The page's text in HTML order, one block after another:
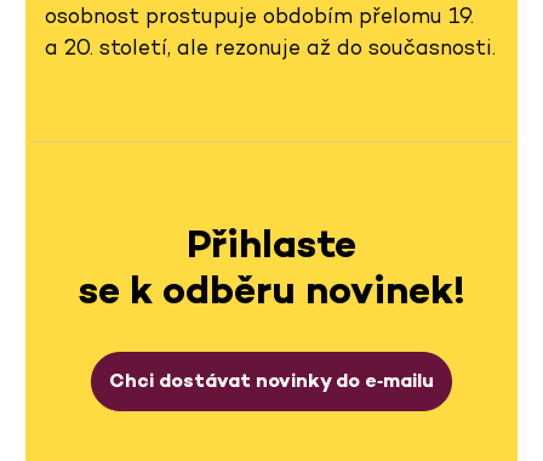
osobnost prostupuje obdobím přelomu 19.
a 20. století, ale rezonuje až do současnosti.
Přihlaste
se k odběru novinek!
Chci dostávat novinky do e‑mailu